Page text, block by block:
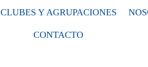
CLUBES Y AGRUPACIONES
CONTACTO